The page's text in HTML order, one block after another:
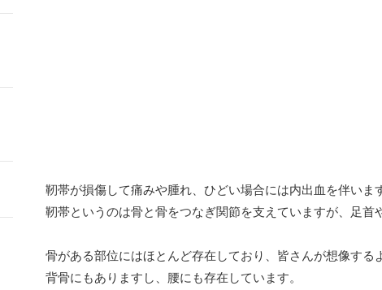
靭帯が損傷して痛みや腫れ、ひどい場合には内出血を伴いま
靭帯というのは骨と骨をつなぎ関節を支えていますが、足首
骨がある部位にはほとんど存在しており、皆さんが想像する
背骨にもありますし、腰にも存在しています。